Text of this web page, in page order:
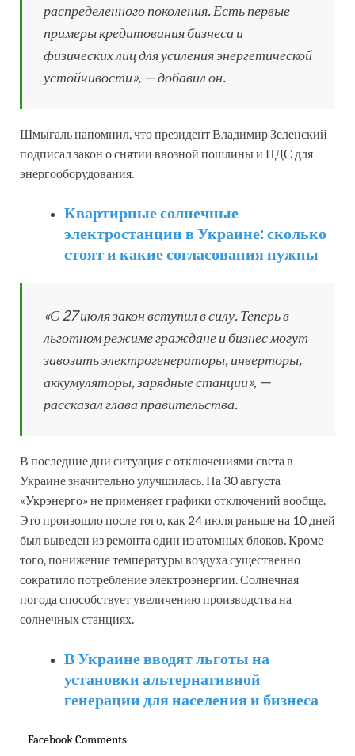
распределенного поколения. Есть первые
примеры кредитования бизнеса и
физических лиц для усиления энергетической
устойчивости», — добавил он.
Шмыгаль напомнил, что президент Владимир Зеленский
подписал закон о снятии ввозной пошлины и НДС для
энергооборудования.
Квартирные солнечные
электростанции в Украине: сколько
стоят и какие согласования нужны
«С 27 июля закон вступил в силу. Теперь в
льготном режиме граждане и бизнес могут
завозить электрогенераторы, инверторы,
аккумуляторы, зарядные станции», —
рассказал глава правительства.
В последние дни ситуация с отключениями света в
Украине значительно улучшилась. На 30 августа
«Укрэнерго» не применяет графики отключений вообще.
Это произошло после того, как 24 июля раньше на 10 дней
был выведен из ремонта один из атомных блоков. Кроме
того, понижение температуры воздуха существенно
сократило потребление электроэнергии. Солнечная
погода способствует увеличению производства на
солнечных станциях.
В Украине вводят льготы на
установки альтернативной
генерации для населения и бизнеса
Facebook Comments